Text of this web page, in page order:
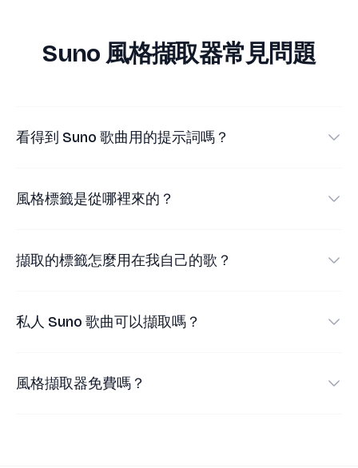
Suno 風格擷取器常見問題
看得到 Suno 歌曲用的提示詞嗎？
標籤（創作者填在風格框裡的內容）和歌詞。
風格標籤是從哪裡來的？
首公開歌曲的風格標籤放在頁面裡，擷取器只是
原始內容，沒有任何猜測成分。
擷取的標籤怎麼用在我自己的歌？
框即可。
本來挑選。
私人 Suno 歌曲可以擷取嗎？
會繞過私人或受限內容。
風格擷取器免費嗎？